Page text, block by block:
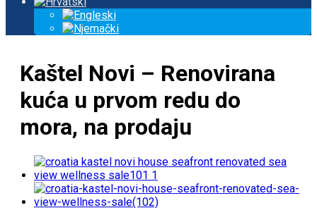
Kaštel Novi – Renovirana
kuća u prvom redu do
mora, na prodaju